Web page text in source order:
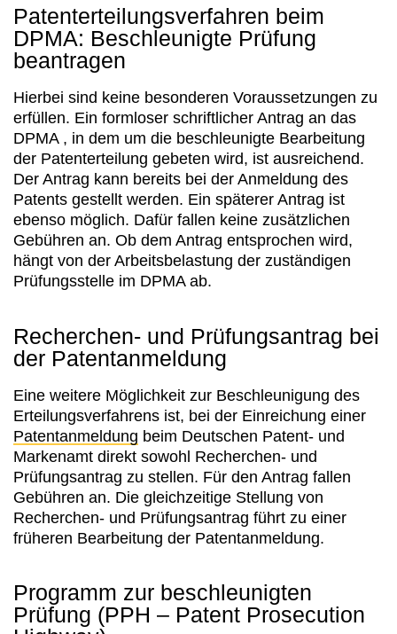
Patenterteilungsverfahren beim
DPMA: Beschleunigte Prüfung
beantragen
Hierbei sind keine besonderen Voraussetzungen zu
erfüllen. Ein formloser schriftlicher Antrag an das
DPMA , in dem um die beschleunigte Bearbeitung
der Patenterteilung gebeten wird, ist ausreichend.
Der Antrag kann bereits bei der Anmeldung des
Patents gestellt werden. Ein späterer Antrag ist
ebenso möglich. Dafür fallen keine zusätzlichen
Gebühren an. Ob dem Antrag entsprochen wird,
hängt von der Arbeitsbelastung der zuständigen
Prüfungsstelle im DPMA ab.
Recherchen- und Prüfungsantrag bei
der Patentanmeldung
Eine weitere Möglichkeit zur Beschleunigung des
Erteilungsverfahrens ist, bei der Einreichung einer
Patentanmeldung beim Deutschen Patent- und
Markenamt direkt sowohl Recherchen- und
Prüfungsantrag zu stellen. Für den Antrag fallen
Gebühren an. Die gleichzeitige Stellung von
Recherchen- und Prüfungsantrag führt zu einer
früheren Bearbeitung der Patentanmeldung.
Programm zur beschleunigten
Prüfung (PPH – Patent Prosecution